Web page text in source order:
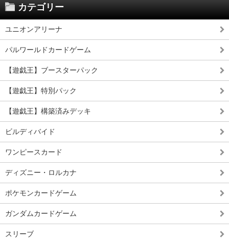
カテゴリー
ユニオンアリーナ
パルワールドカードゲーム
【遊戯王】ブースターパック
【遊戯王】特別パック
【遊戯王】構築済みデッキ
ビルディバイド
ワンピースカード
ディズニー・ロルカナ
ポケモンカードゲーム
ガンダムカードゲーム
スリーブ